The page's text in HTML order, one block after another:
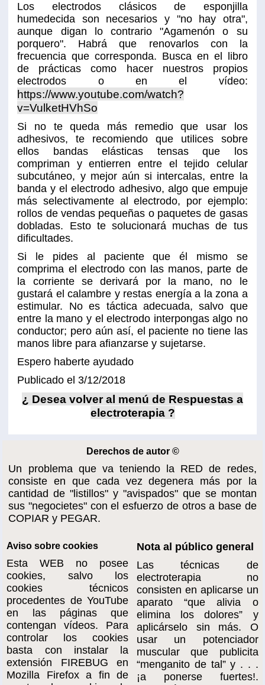
Los electrodos clásicos de esponjilla
humedecida son necesarios y "no hay otra",
aunque digan lo contrario "Agamenón o su
porquero". Habrá que renovarlos con la
frecuencia que corresponda. Busca en el libro
de prácticas como hacer nuestros propios
electrodos o en el vídeo:
https://www.youtube.com/watch?
v=VulketHVhSo
Si no te queda más remedio que usar los
adhesivos, te recomiendo que utilices sobre
ellos bandas elásticas tensas que los
compriman y entierren entre el tejido celular
subcutáneo, y mejor aún si intercalas, entre la
banda y el electrodo adhesivo, algo que empuje
más selectivamente al electrodo, por ejemplo:
rollos de vendas pequeñas o paquetes de gasas
dobladas. Esto te solucionará muchas de tus
dificultades.
Si le pides al paciente que él mismo se
comprima el electrodo con las manos, parte de
la corriente se derivará por la mano, no le
gustará el calambre y restas energía a la zona a
estimular. No es táctica adecuada, salvo que
entre la mano y el electrodo interpongas algo no
conductor; pero aún así, el paciente no tiene las
manos libre para afianzarse y sujetarse.
Espero haberte ayudado
Publicado el 3/12/2018
¿ Desea volver al menú de Respuestas a
electroterapia ?
Derechos de autor ©
Un problema que va teniendo la RED de redes,
consiste en que cada vez degenera más por la
cantidad de "listillos" y "avispados" que se montan
sus "negocietes" con el esfuerzo de otros a base de
COPIAR y PEGAR.
Aviso sobre cookies
Esta WEB no posee
cookies, salvo los
cookies técnicos
procedentes de YouTube
en las páginas que
contengan vídeos. Para
controlar los cookies
basta con instalar la
extensión FIREBUG en
Mozilla Firefox a fin de
Nota al público general
Las técnicas de
electroterapia no
consisten en aplicarse un
aparato “que alivia o
elimina los dolores” y
aplicárselo sin más. O
usar un potenciador
muscular que publicita
“menganito de tal” y . . .
¡a ponerse fuertes!.